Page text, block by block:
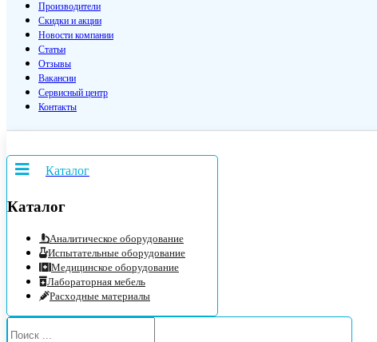
Производители
Скидки и акции
Новости компании
Статьи
Отзывы
Вакансии
Сервисный центр
Контакты
Каталог
Каталог
Аналитическое оборудование
Испытательные оборудование
Медицинское оборудование
Лабораторная мебель
Расходные материалы